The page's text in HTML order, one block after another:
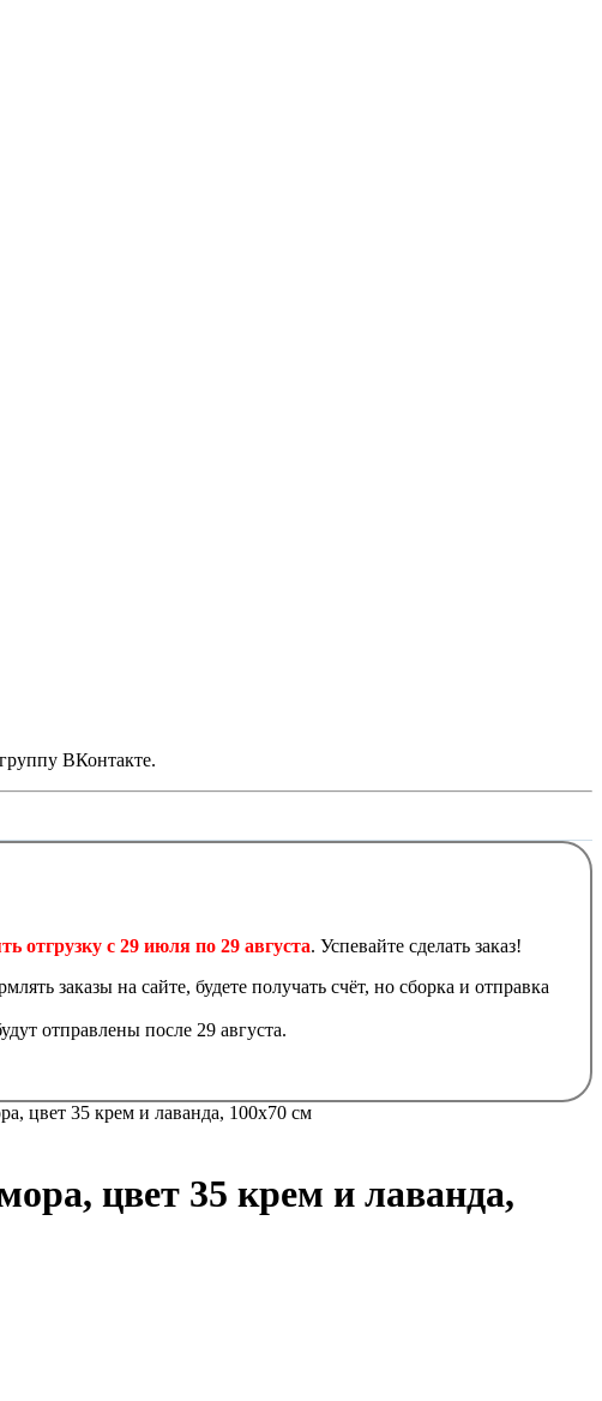
ВКонтакте.
отгрузку с 29 июля по 29 августа. Успевайте сделать заказ!
заказы на сайте, будете получать счёт, но сборка и отправка
отправлены после 29 августа.
цвет 35 крем и лаванда, 100х70 см
цвет 35 крем и лаванда,